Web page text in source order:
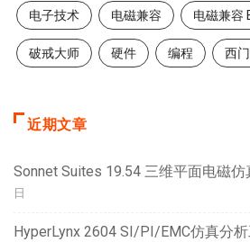
电子技术 电磁兼容 电磁兼容
破戒大师 硬件 编程 西
近期文章
Sonnet Suites 19.54 三维平面电磁
日
HyperLynx 2604 SI/PI/EMC仿真分